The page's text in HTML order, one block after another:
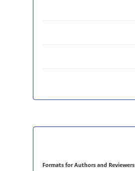
Formats for Authors and Reviewers